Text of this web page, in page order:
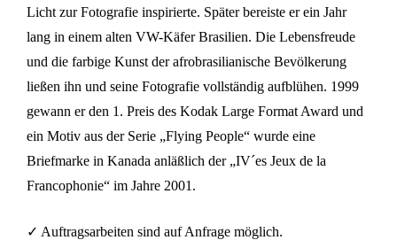
Licht zur Fotografie inspirierte. Später bereiste er ein Jahr
lang in einem alten VW-Käfer Brasilien. Die Lebensfreude
und die farbige Kunst der afrobrasilianische Bevölkerung
ließen ihn und seine Fotografie vollständig aufblühen. 1999
gewann er den 1. Preis des Kodak Large Format Award und
ein Motiv aus der Serie „Flying People“ wurde eine
Briefmarke in Kanada anläßlich der „IV´es Jeux de la
Francophonie“ im Jahre 2001.
✓ Auftragsarbeiten sind auf Anfrage möglich.